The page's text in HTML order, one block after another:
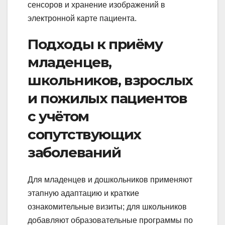
сенсоров и хранение изображений в
электронной карте пациента.
Подходы к приёму
младенцев,
школьников, взрослых
и пожилых пациентов
с учётом
сопутствующих
заболеваний
Для младенцев и дошкольников применяют
этапную адаптацию и краткие
ознакомительные визиты; для школьников
добавляют образовательные программы по